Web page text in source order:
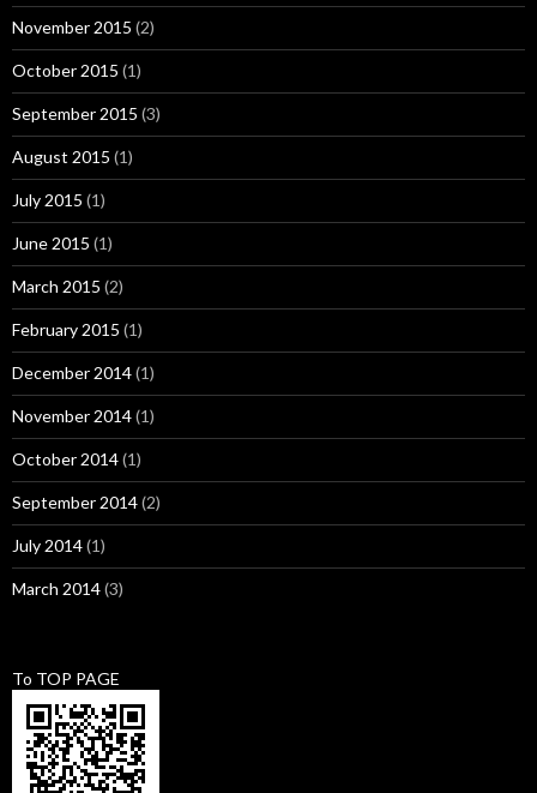
November 2015 (2)
October 2015 (1)
September 2015 (3)
August 2015 (1)
July 2015 (1)
June 2015 (1)
March 2015 (2)
February 2015 (1)
December 2014(1)
November 2014(1)
October 2014(1)
September 2014(2)
July 2014(1)
March 2014(3)
To TOP PAGE